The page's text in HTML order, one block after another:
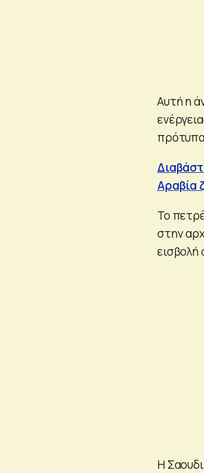
Αυτή η
Αραβία
Το
στην
εισβολή
Η